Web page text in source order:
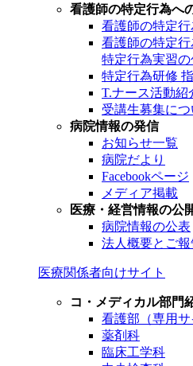
看護師の特定行為へ
看護師の特定
看護師の特定
特定行為実習
特定行為研修
T.ナース活動紹
受講生募集につ
病院情報の発信
お知らせ一覧
病院だより
Facebookページ
メディア掲載
医療・経営情報の公
病院情報の公表
法人概要とご報
医療関係者向けサイト
コ・メディカル部門
看護部（専用サ
薬剤科
臨床工学科